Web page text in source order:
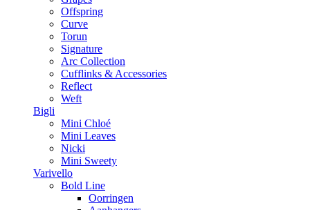
Offspring
Curve
Torun
Signature
Arc Collection
Cufflinks & Accessories
Reflect
Weft
Bigli
Mini Chloé
Mini Leaves
Nicki
Mini Sweety
Varivello
Bold Line
Oorringen